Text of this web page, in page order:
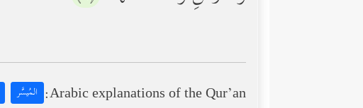
Arabic explanations of the Qur’an: المُيسَّر